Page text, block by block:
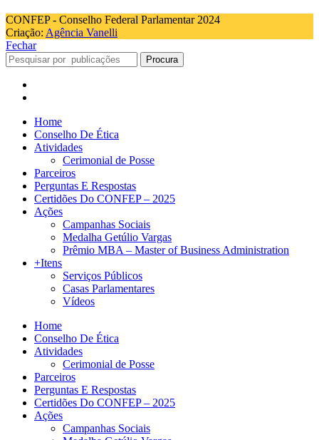
CONFEP - Conselho Federal Parlamentar 2024
Criação: Agência Vanelli
Fechar
Procura
Home
Conselho De Ética
Atividades
Cerimonial de Posse
Parceiros
Perguntas E Respostas
Certidões Do CONFEP – 2025
Ações
Campanhas Sociais
Medalha Getúlio Vargas
Prêmio MBA – Master of Business Administration
+Itens
Serviços Públicos
Casas Parlamentares
Vídeos
Home
Conselho De Ética
Atividades
Cerimonial de Posse
Parceiros
Perguntas E Respostas
Certidões Do CONFEP – 2025
Ações
Campanhas Sociais